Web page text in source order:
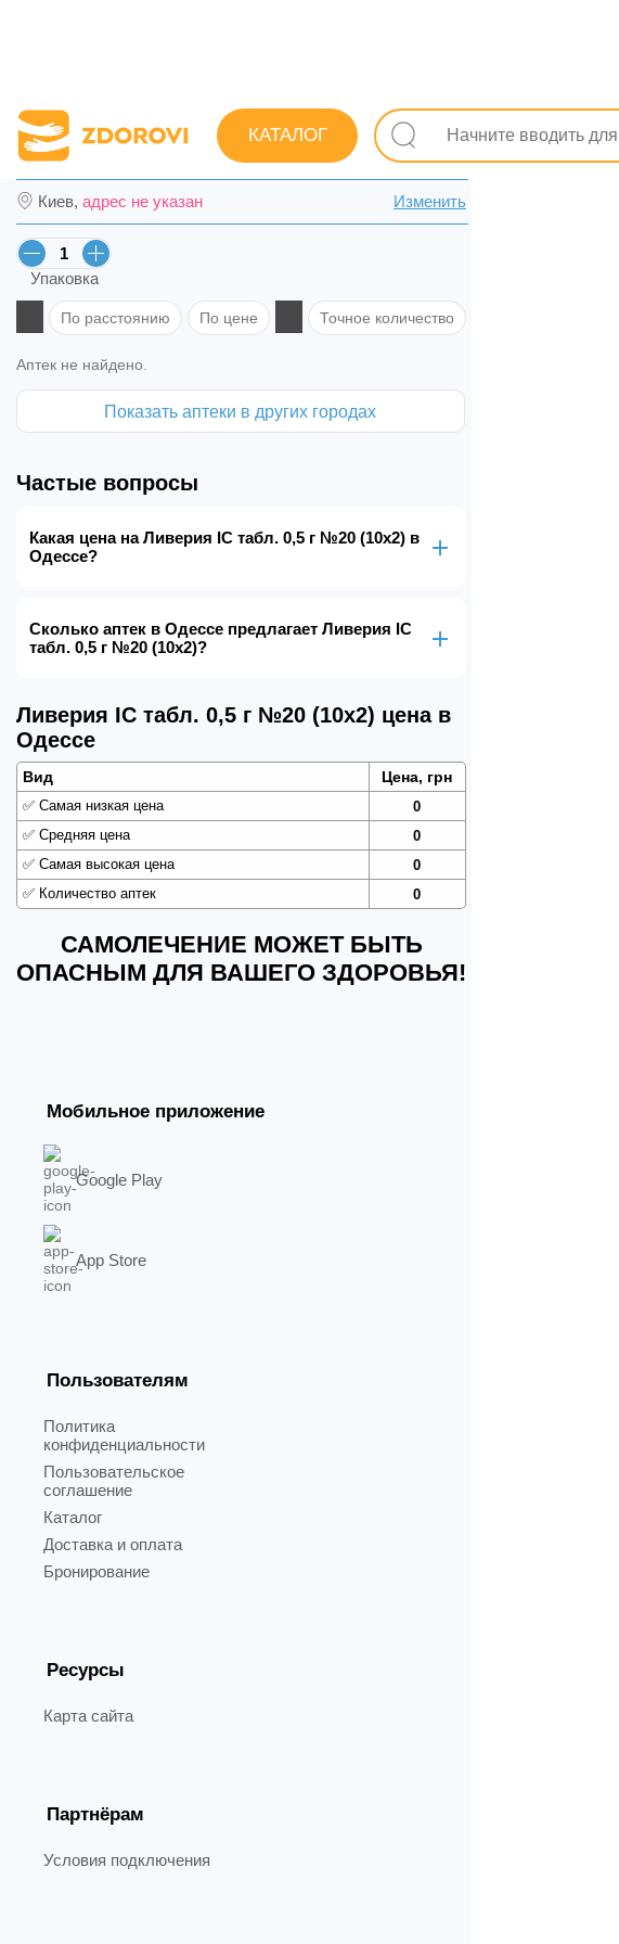
КАТАЛОГ
Поиск лекарств Лекарства От алкоголизма, табакокурения, наркомании
Ливерия ІС табл. 0,5 г №20 (10х2) в Одессе
Киев, адрес не указан Изменить
Упаковка
По расстоянию По цене Точное количество
Аптек не найдено.
Показать аптеки в других городах
Частые вопросы
Какая цена на Ливерия ІС табл. 0,5 г №20 (10х2) в
Одессе?
Сколько аптек в Одессе предлагает Ливерия ІС
табл. 0,5 г №20 (10х2)?
Ливерия ІС табл. 0,5 г №20 (10х2) цена в
Одессе
Вид Цена, грн
✅ Самая низкая цена
0
✅ Средняя цена
0
✅ Самая высокая цена
0
✅ Количество аптек 0
САМОЛЕЧЕНИЕ МОЖЕТ БЫТЬ
ОПАСНЫМ ДЛЯ ВАШЕГО ЗДОРОВЬЯ!
Мобильное приложение
Google Play
App Store
Пользователям
Политика
конфиденциальности
Пользовательское
соглашение
Каталог
Доставка и оплата
Бронирование
Ресурсы
Карта сайта
Партнёрам
Условия подключения